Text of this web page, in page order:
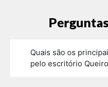
Quais são os
pelo escritório